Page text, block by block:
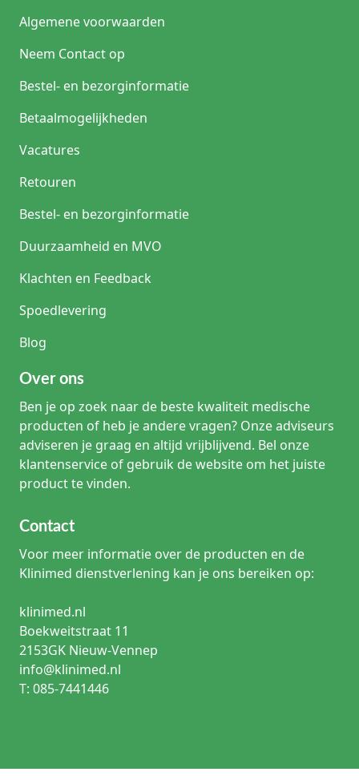
Algemene voorwaarden
Neem Contact op
Bestel- en bezorginformatie
Betaalmogelijkheden
Vacatures
Retouren
Bestel- en bezorginformatie
Duurzaamheid en MVO
Klachten en Feedback
Spoedlevering
Blog
Over ons
Ben je op zoek naar de beste kwaliteit medische
producten of heb je andere vragen? Onze adviseurs
adviseren je graag en altijd vrijblijvend. Bel onze
klantenservice of gebruik de website om het juiste
product te vinden.
Contact
Voor meer informatie over de producten en de
Klinimed dienstverlening kan je ons bereiken op:
klinimed.nl
Boekweitstraat 11
2153GK Nieuw-Vennep
info@klinimed.nl
T: 085-7441446